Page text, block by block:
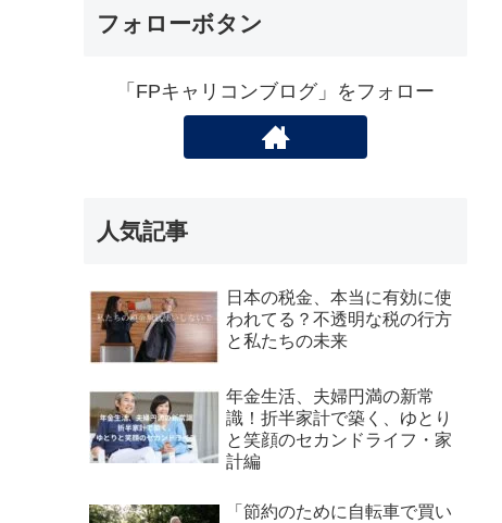
フォローボタン
「FPキャリコンブログ」をフォロー
人気記事
日本の税金、本当に有効に使
われてる？不透明な税の行方
と私たちの未来
年金生活、夫婦円満の新常
識！折半家計で築く、ゆとり
と笑顔のセカンドライフ・家
計編
「節約のために自転車で買い